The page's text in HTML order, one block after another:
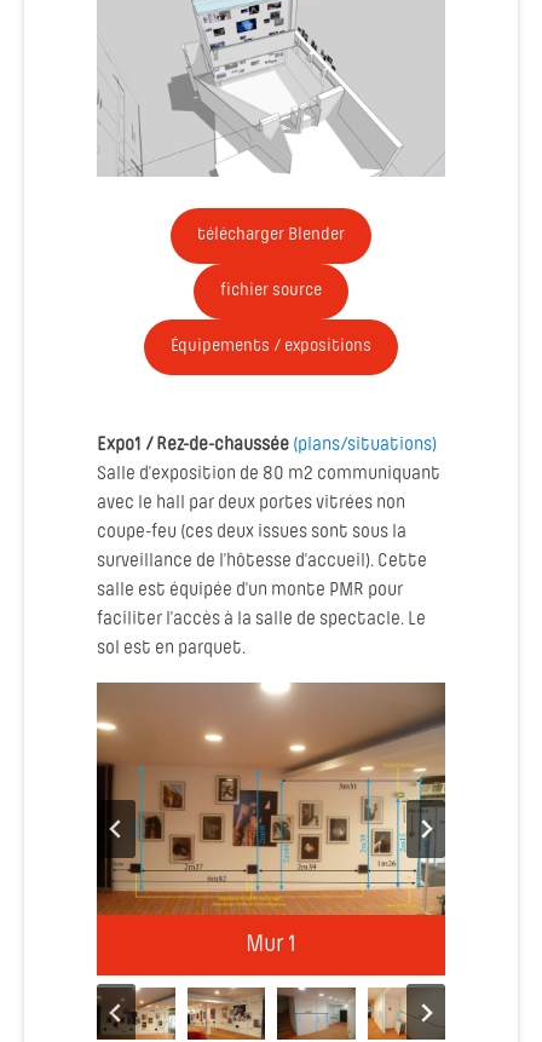
télécharger Blender
fichier source
Équipements / expositions
Expo1 / Rez-de-chaussée (plans/situations)
Salle d’exposition de 80 m2 communiquant
avec le hall par deux portes vitrées non
coupe-feu (ces deux issues sont sous la
surveillance de l’hôtesse d’accueil). Cette
salle est équipée d’un monte PMR pour
faciliter l’accès à la salle de spectacle. Le
sol est en parquet.
Mur 1
Mur 2
Mur 3
Mur 4
Mur A
Mur F